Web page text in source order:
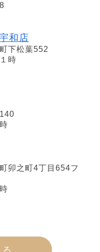
和店
下松葉552
時
卯之町4丁目654フ